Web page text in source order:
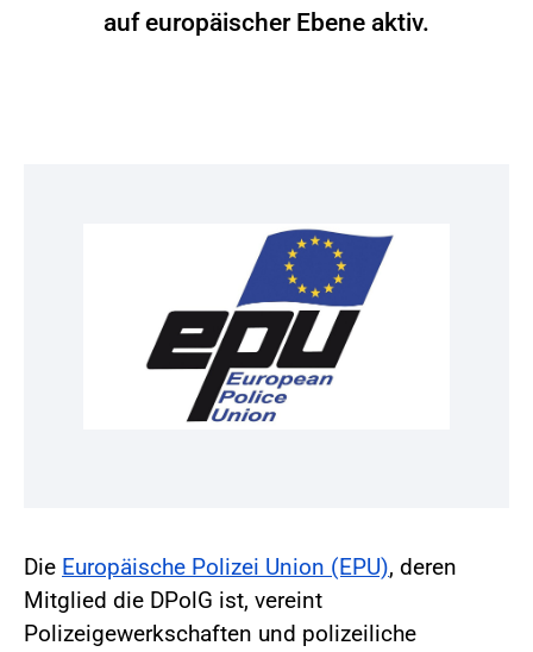
auf europäischer Ebene aktiv.
Die Europäische Polizei Union (EPU), deren
Mitglied die DPolG ist, vereint
Polizeigewerkschaften und polizeiliche